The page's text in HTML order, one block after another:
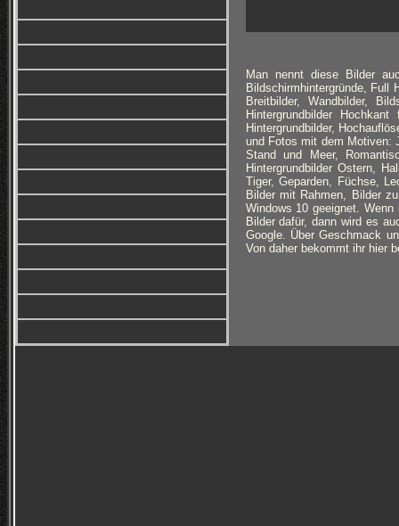
Man nennt diese Bilder
Bildschirmhintergründe, Full
Breitbilder, Wandbilder,
Hintergrundbilder
Hintergrundbilder,
und Fotos mit dem Motiven:
Stand und Meer,
Hintergrundbilder Ostern,
Tiger, Geparden, Füchse,
Bilder mit Rahmen, Bilder
Windows 10 geeignet.
Bilder dafür, dann wird es
Google. Über Geschmack
Von daher bekommt ihr hier